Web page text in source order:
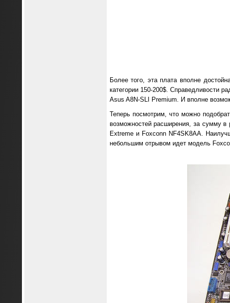
Более того, эта плата вполне
категории 150-200$. Справедливости
Asus A8N-SLI Premium. И вполне
Теперь посмотрим, что можно
возможностей расширения, за сумму в
Extreme и Foxconn NF4SK8AA.
небольшим отрывом идет модель